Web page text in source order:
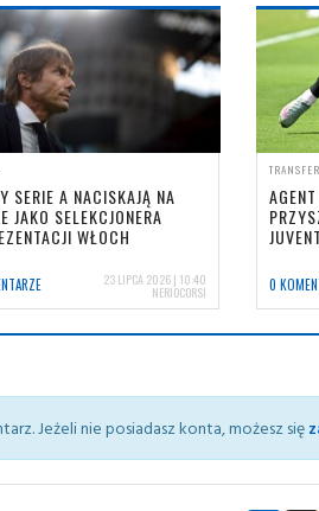
SERIE A NACISKAJĄ NA
JAKO SELEKCJONERA
WŁOCH
23 LIPCA 2026 | 10:40
NERIOCORSI 0
Jeżeli nie posiadasz konta, możesz się